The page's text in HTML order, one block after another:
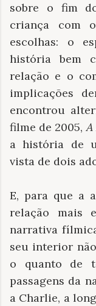
sobre o fim
criança com
escolhas: o
história bem
relação e o
implicações
encontrou
filme de 2005,A
a história de
vista de dois
E, para que a
relação mais
narrativa
seu interior
o quanto de
passagens da
a Charlie, a